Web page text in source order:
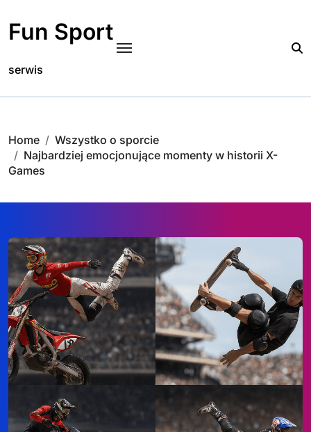
content
Fun Sport
serwis
Home
Wszystko o sporcie
Najbardziej emocjonujące momenty w historii X-
Games